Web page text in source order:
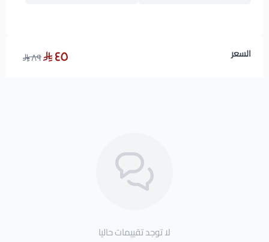
السعر ٤٥ ٨٩
لا توجد تقييمات حاليا